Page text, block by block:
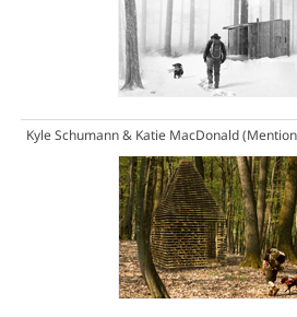
Kyle Schumann & Katie MacDonald